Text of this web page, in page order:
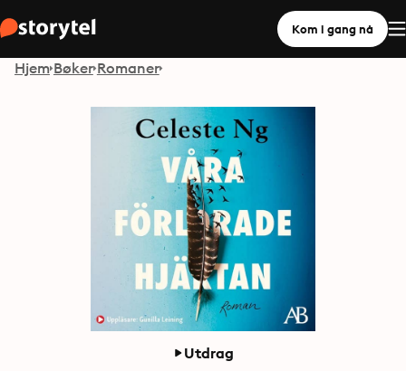
Kom i gang nå
Hjem Bøker Romaner
Utdrag